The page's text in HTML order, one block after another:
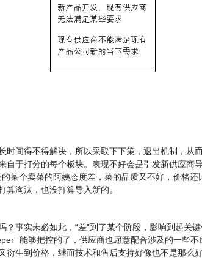
间得不得解决，所以采取下下策，退出机制，
于打分的每个板块。表现不好会是引发新供应
某个卖菜的阿姨态度差，菜的品质又不好，价格
淘汰，也没打算导入新的。
事实未必如此，“差”到了某个阶段，影响到起关
能够把控的了，供应商也愿意配合涉及的一些
生到价格，继而技术和售后支持好像也不是那